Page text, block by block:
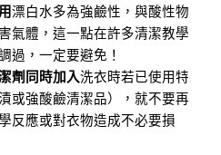
漂白水多為強鹼性，與酸性物
氣體，這一點在許多清潔教學
過，一定要避免！
劑同時加入洗衣時若已使用特
或強酸鹼清潔品），就不要再
反應或對衣物造成不必要損